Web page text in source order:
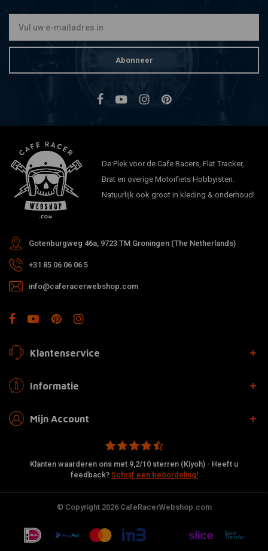
Abonneer
De Plek voor de Cafe Racers, Flat Tracker,
Brat en overige Motorfiets Hobbyisten.
Natuurlijk ook groot in kleding & onderhoud!
Gotenburgweg 46a, 9723 TM Groningen (The Netherlands)
+31 85 06 06 06 5
info@caferacerwebshop.com
Klantenservice
Informatie
Mijn Account
Klanten waarderen ons met 9,2/10 sterren (Kiyoh) - Heeft u
feedback? Schrijf een beoordeling!
© Copyright 2026 CafeRacerWebshop.com